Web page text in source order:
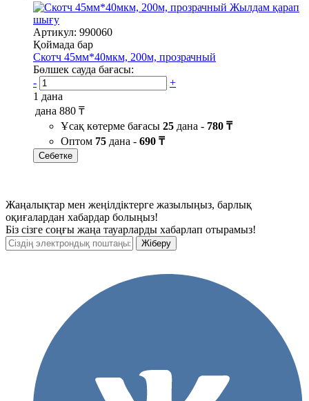
Жылдам қарап
шығу
Артикул: 990060
Қоймада бар
Скотч 45мм*40мкм, 200м, прозрачный
Бөлшек сауда бағасы:
-
+
1 дана
дана 880 ₸
Ұсақ көтерме бағасы 25 дана - 780 ₸
Оптом 75 дана - 690 ₸
Себетке
Жаңалықтар мен жеңілдіктерге жазылыңыз, барлық
оқиғалардан хабардар болыңыз!
Біз сізге соңғы жаңа тауарларды хабарлап отырамыз!